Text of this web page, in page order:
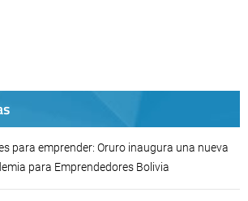
para emprender: Oruro inaugura una nueva
para Emprendedores Bolivia